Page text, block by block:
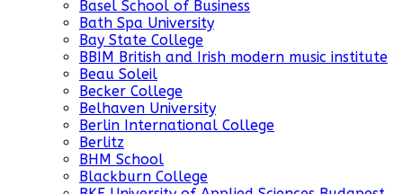
Basel School of Business
Bath Spa University
Bay State College
BBIM British and Irish modern music institute
Beau Soleil
Becker College
Belhaven University
Berlin International College
Berlitz
BHM School
Blackburn College